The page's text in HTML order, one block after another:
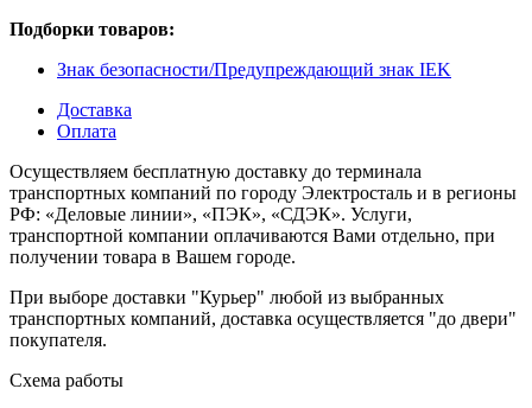
Подборки товаров:
Знак безопасности/Предупреждающий знак IEK
Доставка
Оплата
Осуществляем бесплатную доставку до терминала
транспортных компаний по городу Электросталь и в регионы
РФ: «Деловые линии», «ПЭК», «СДЭК». Услуги,
транспортной компании оплачиваются Вами отдельно, при
получении товара в Вашем городе.
При выборе доставки "Курьер" любой из выбранных
транспортных компаний, доставка осуществляется "до двери"
покупателя.
Схема работы